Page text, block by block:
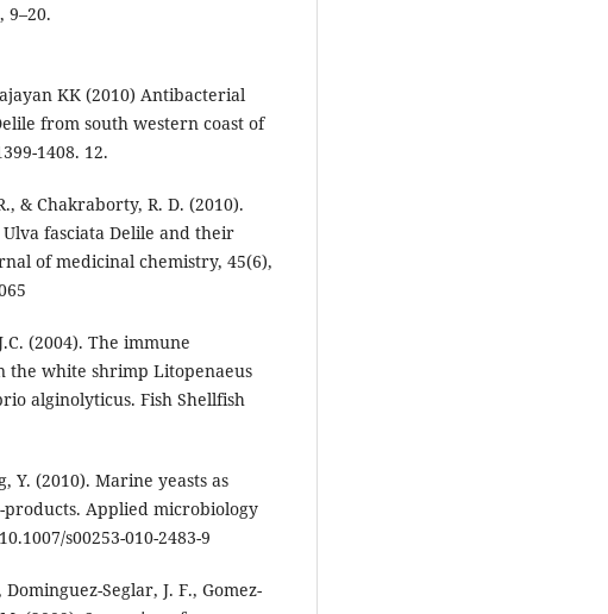
9–20.
KK (2010) Antibacterial
from south western coast of
1408. 12.
& Chakraborty, R. D. (2010).
fasciata Delile and their
of medicinal chemistry, 45(6),
(2004). The immune
the white shrimp Litopenaeus
alginolyticus. Fish Shellfish
Y. (2010). Marine yeasts as
Applied microbiology
s00253-010-2483-9
Seglar, J. F., Gomez-